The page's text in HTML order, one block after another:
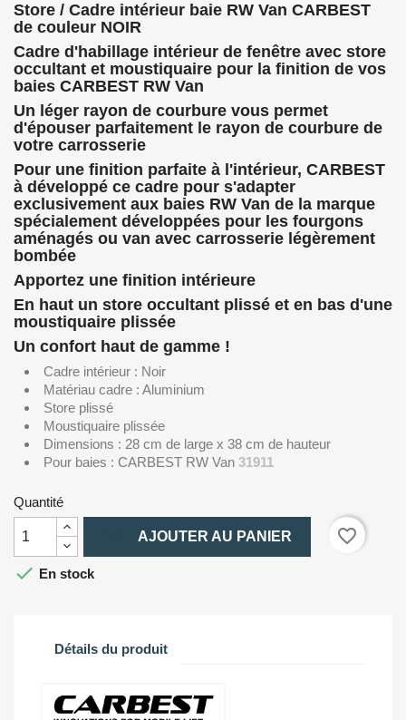
Store / Cadre intérieur baie RW Van CARBEST
de couleur NOIR
Cadre d'habillage intérieur de fenêtre avec store
occultant et moustiquaire pour la finition de vos
baies CARBEST RW Van
Un léger rayon de courbure vous permet
d'épouser parfaitement le rayon de courbure de
votre carrosserie
Pour une finition parfaite à l'intérieur, CARBEST
à développé ce cadre pour s'adapter
exclusivement aux baies RW Van de la marque
spécialement développées pour les fourgons
aménagés ou van avec carrosserie légèrement
bombée
Apportez une finition intérieure
En haut un store occultant plissé et en bas d'une
moustiquaire plissée
Un confort haut de gamme !
Cadre intérieur : Noir
Matériau cadre : Aluminium
Store plissé
Moustiquaire plissée
Dimensions : 28 cm de large x 38 cm de hauteur
Pour baies : CARBEST RW Van 31911
Quantité
AJOUTER AU PANIER
favorite_border
 En stock
Détails du produit